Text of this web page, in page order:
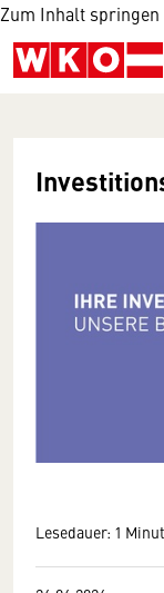
Zum Inhalt springen
Lesedauer: 1